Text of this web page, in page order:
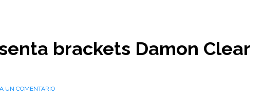
brackets
brackets Damon Clear
UN COMENTARIO